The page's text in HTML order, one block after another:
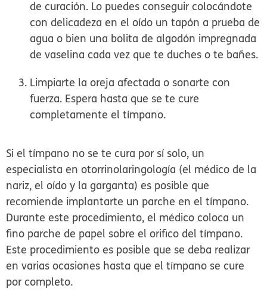
de curación. Lo puedes conseguir colocándote
con delicadeza en el oído un tapón a prueba de
agua o bien una bolita de algodón impregnada
de vaselina cada vez que te duches o te bañes.
Limpiarte la oreja afectada o sonarte con
fuerza. Espera hasta que se te cure
completamente el tímpano.
Si el tímpano no se te cura por sí solo, un
especialista en otorrinolaringología (el médico de la
nariz, el oído y la garganta) es posible que
recomiende implantarte un parche en el tímpano.
Durante este procedimiento, el médico coloca un
fino parche de papel sobre el orifico del tímpano.
Este procedimiento es posible que se deba realizar
en varias ocasiones hasta que el tímpano se cure
por completo.